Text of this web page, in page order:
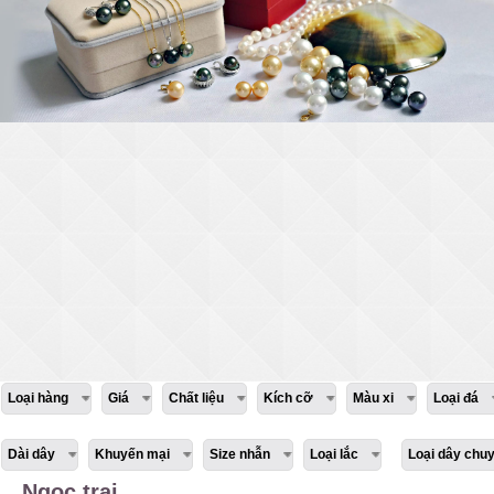
Loại hàng Giá Chất liệu Kích cỡ Màu xi Loại đá
Dài dây Khuyến mại Size nhẫn Loại lắc Loại dây